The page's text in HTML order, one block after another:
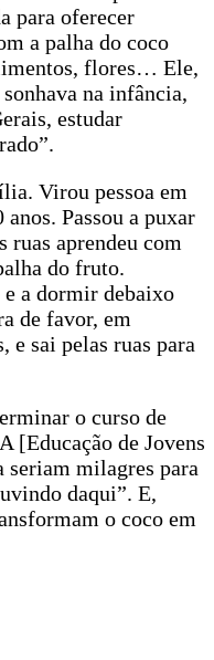
para oferecer
a palha do coco
flores… Ele,
na infância,
estudar
Virou pessoa em
Passou a puxar
ruas aprendeu com
do fruto.
e a dormir debaixo
de favor, em
e sai pelas ruas para
o curso de
[Educação de Jovens
seriam milagres para
daqui”. E,
o coco em